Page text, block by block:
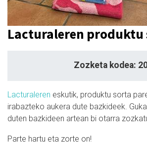
Lacturaleren produktu
Zozketa kodea:
Lacturaleren eskutik, produktu sorta
irabazteko aukera dute bazkideek.
duten bazkideen artean bi otarra
Parte hartu eta zorte on!